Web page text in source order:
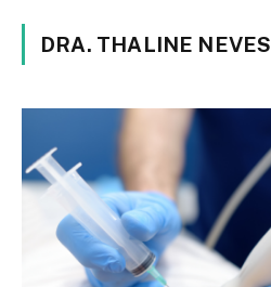
DRA. THALINE NEVES